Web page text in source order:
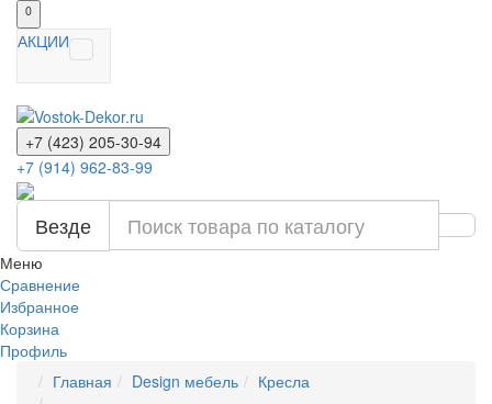
0
АКЦИИ
+7 (423) 205-30-94
+7 (914) 962-83-99
Везде
Меню
Сравнение
Избранное
Корзина
Профиль
Главная
Design мебель Кресла